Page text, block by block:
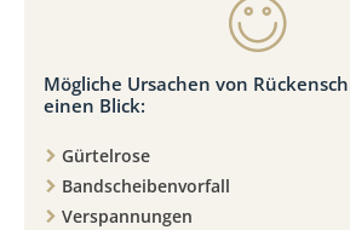
Mögliche Ursachen von
einen Blick:
Gürtelrose
Bandscheibenvorfall
Verspannungen